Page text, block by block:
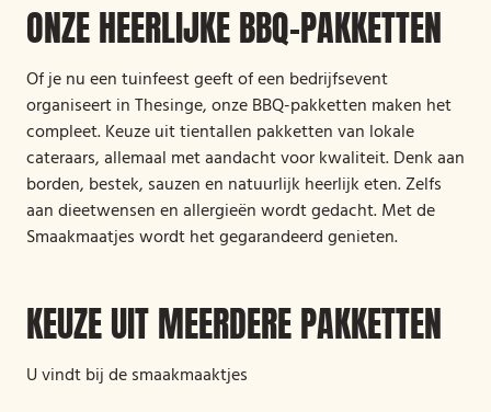
ONZE HEERLIJKE BBQ-PAKKETTEN
Of je nu een tuinfeest geeft of een bedrijfsevent
organiseert in Thesinge, onze BBQ-pakketten maken het
compleet. Keuze uit tientallen pakketten van lokale
cateraars, allemaal met aandacht voor kwaliteit. Denk aan
borden, bestek, sauzen en natuurlijk heerlijk eten. Zelfs
aan dieetwensen en allergieën wordt gedacht. Met de
Smaakmaatjes wordt het gegarandeerd genieten.
KEUZE UIT MEERDERE PAKKETTEN
U vindt bij de smaakmaaktjes